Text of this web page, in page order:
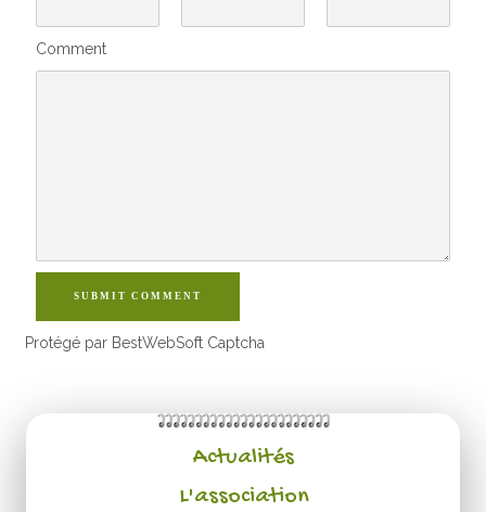
Comment
SUBMIT COMMENT
Protégé par BestWebSoft Captcha
Actualités
L'association